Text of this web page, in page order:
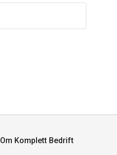
Om Komplett Bedrift